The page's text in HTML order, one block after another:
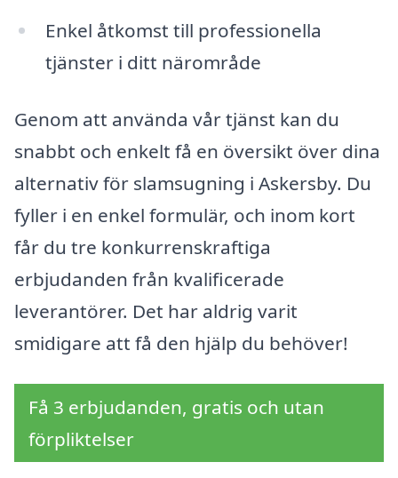
Enkel åtkomst till professionella
tjänster i ditt närområde
Genom att använda vår tjänst kan du
snabbt och enkelt få en översikt över dina
alternativ för slamsugning i Askersby. Du
fyller i en enkel formulär, och inom kort
får du tre konkurrenskraftiga
erbjudanden från kvalificerade
leverantörer. Det har aldrig varit
smidigare att få den hjälp du behöver!
Få 3 erbjudanden, gratis och utan
förpliktelser